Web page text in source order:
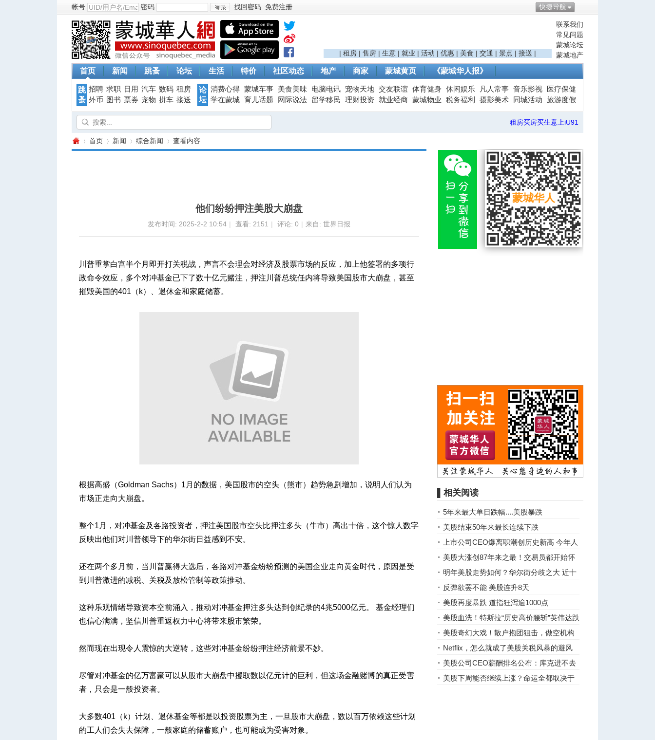
快捷导航
帐号 密码
登
录
找回密码 免费注册
联系我们
常见问题
蒙城论坛
蒙城地产
| 租房 | 售房 | 生意 | 就业 | 活动 | 优惠 | 美食 | 交通 | 景点 | 接送 |
首页 新闻 跳蚤 论坛 生活 特价 社区动态 地产 商家 蒙城黄页 《蒙城华人报》
跳
蚤
招聘 求职 日用 汽车 数码 租房
外币
图书 票券 宠物 拼车 接送
论
坛
消费心得 蒙城车事 美食美味 电脑电讯 宠物天地 交友联谊 体育健身 休闲娱乐 凡人常事 音乐影视
医疗保健
学在蒙城 育儿话题 网际说法 留学移民 理财投资 就业经商 蒙城物业 税务福利 摄影美术 同城活动 旅游度假
租房买房买生意上iU91
首页 新闻 综合新闻 查看内容
他们纷纷押注美股大崩盘
发布时间: 2025-2-2 10:54 | 查看: 2151 | 评论: 0 | 来自: 世界日报
川普重掌白宫半个月即开打关税战，声言不会理会对经济及股票市场的反应，加上他签署的多项行
政命令效应，多个对冲基金已下了数十亿元赌注，押注川普总统任内将导致美国股市大崩盘，甚至
摧毁美国的401（k）、退休金和家庭储蓄。
根据高盛（Goldman Sachs）1月的数据，美国股市的空头（熊市）趋势急剧增加，说明人们认为
市场正走向大崩盘。
整个1月，对冲基金及各路投资者，押注美国股市空头比押注多头（牛市）高出十倍，这个惊人数字
反映出他们对川普领导下的华尔街日益感到不安。
还在两个多月前，当川普赢得大选后，各路对冲基金纷纷预测的美国企业走向黄金时代，原因是受
到川普激进的减税、关税及放松管制等政策推动。
这种乐观情绪导致资本空前涌入，推动对冲基金押注多头达到创纪录的4兆5000亿元。 基金经理们
也信心满满，坚信川普重返权力中心将带来股市繁荣。
然而现在出现令人震惊的大逆转，这些对冲基金纷纷押注经济前景不妙。
尽管对冲基金的亿万富豪可以从股市大崩盘中攫取数以亿元计的巨利，但这场金融赌博的真正受害
者，只会是一般投资者。
大多数401（k）计划、退休基金等都是以投资股票为主，一旦股市大崩盘，数以百万依赖这些计划
的工人们会失去保障，一般家庭的储蓄账户，也可能成为受害对象。
▌相关阅读
5年来最大单日跌幅....美股暴跌
美股结束50年来最长连续下跌
上市公司CEO爆离职潮创历史新高 今年人
数高达…
美股大涨创87年来之最！交易员都开始怀
疑人生
明年美股走势如何？华尔街分歧之大 近十
年罕见
反弹欲罢不能 美股连升8天
美股再度暴跌 道指狂泻逾1000点
美股血洗！特斯拉“历史高价腰斩”英伟达跌
5.2%
美股奇幻大戏！散户抱团狙击，做空机构
巨亏10亿
Netflix，怎么就成了美股关税风暴的避风
港？
美股公司CEO薪酬排名公布：库克进不去
前三
美股下周能否继续上涨？命运全都取决于